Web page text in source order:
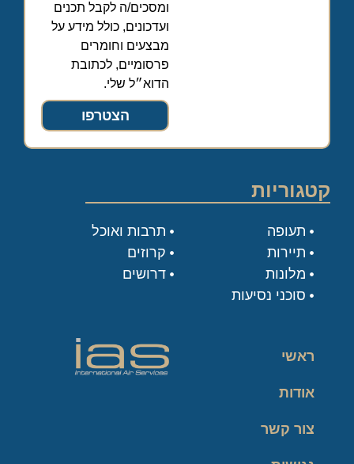
ומסכים/ה לקבל תכנים
ועדכונים, כולל מידע על
מבצעים וחומרים
פרסומיים, לכתובת
הדוא״ל שלי.
הצטרפו
קטגוריות
תעופה
תיירות
מלונות
סוכני נסיעות
תרבות ואוכל
קרוזים
דרושים
ראשי
אודות
צור קשר